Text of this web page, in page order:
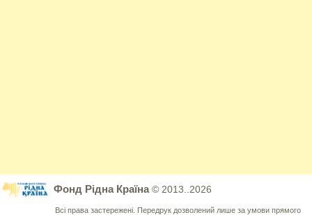
Фонд Рідна Країна© 2013..2026
Всі права застережені. Передрук дозволений лише за умови прямого